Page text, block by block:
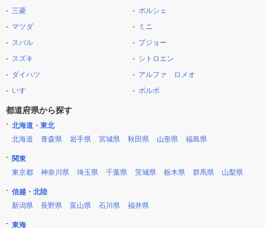
三菱
マツダ
スバル
スズキ
ダイハツ
いすゞ
ポルシェ
ミニ
プジョー
シトロエン
アルファ ロメオ
ボルボ
都道府県から探す
北海道・東北
北海道
青森県 岩手県 宮城県 秋田県 山形県 福島県
関東
東京都
神奈川県 埼玉県 千葉県 茨城県 栃木県 群馬県 山梨県
信越・北陸
新潟県
長野県 富山県 石川県 福井県
東海